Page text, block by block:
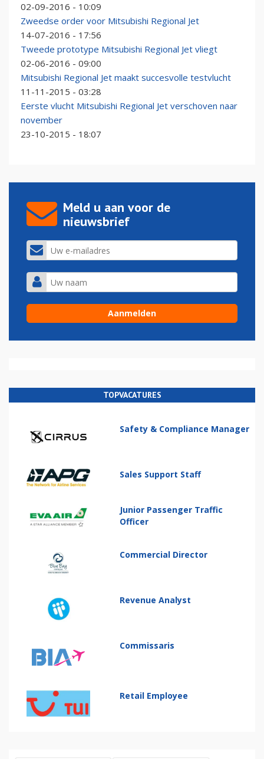
02-09-2016 - 10:09
Zweedse order voor Mitsubishi Regional Jet
14-07-2016 - 17:56
Tweede prototype Mitsubishi Regional Jet vliegt
02-06-2016 - 09:00
Mitsubishi Regional Jet maakt succesvolle testvlucht
11-11-2015 - 03:28
Eerste vlucht Mitsubishi Regional Jet verschoven naar
november
23-10-2015 - 18:07
Meld u aan voor de
nieuwsbrief
TOPVACATURES
Safety & Compliance Manager
Sales Support Staff
Junior Passenger Traffic
Officer
Commercial Director
Revenue Analyst
Commissaris
Retail Employee